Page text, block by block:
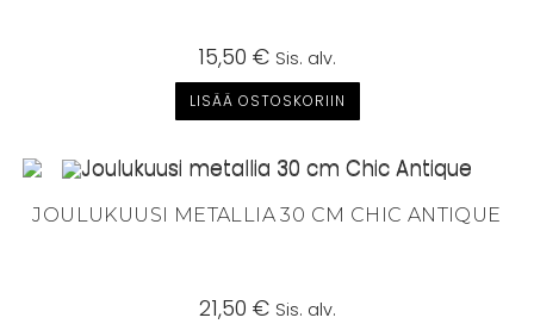
15,50 € Sis. alv.
LISÄÄ OSTOSKORIIN
JOULUKUUSI METALLIA 30 CM CHIC ANTIQUE
21,50 € Sis. alv.